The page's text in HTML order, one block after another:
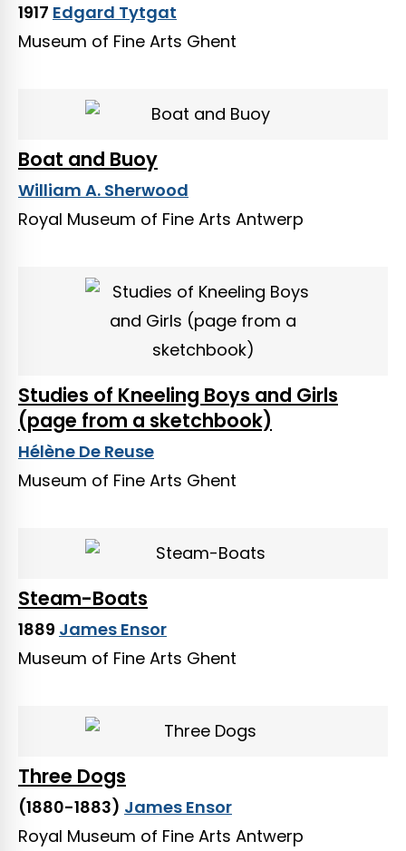
1917 Edgard Tytgat
Museum of Fine Arts Ghent
Boat and Buoy
William A. Sherwood
Royal Museum of Fine Arts Antwerp
Studies of Kneeling Boys and Girls
(page from a sketchbook)
Hélène De Reuse
Museum of Fine Arts Ghent
Steam-Boats
1889 James Ensor
Museum of Fine Arts Ghent
Three Dogs
(1880-1883) James Ensor
Royal Museum of Fine Arts Antwerp